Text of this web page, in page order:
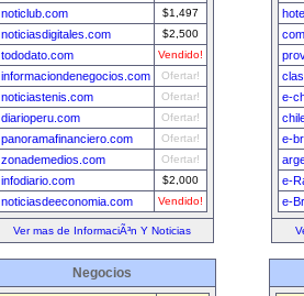
noticlub.com $1,497
noticiasdigitales.com $2,500
tododato.com Vendido!
informaciondenegocios.com Ofertar!
noticiastenis.com Ofertar!
diarioperu.com Ofertar!
panoramafinanciero.com Ofertar!
zonademedios.com Ofertar!
infodiario.com $2,000
noticiasdeeconomia.com Vendido!
Ver mas de InformaciÃ³n Y Noticias
e-
e-
e-
e-
Negocios